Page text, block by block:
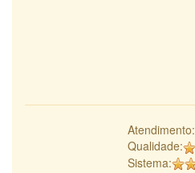
Atendimento:
Qualidade:
Sistema: